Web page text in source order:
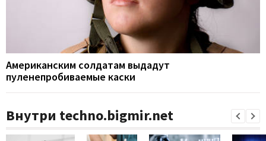
Американским солдатам выдадут
пуленепробиваемые каски
Внутри techno.bigmir.net